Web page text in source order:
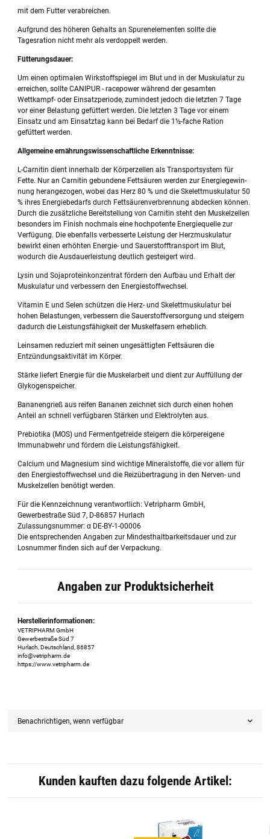
mit dem Futter verabreichen.
Aufgrund des höheren Gehalts an Spurenelementen sollte die
Tagesration nicht mehr als verdoppelt werden.
Fütterungsdauer:
Um einen optimalen Wirkstoffspiegel im Blut und in der Muskulatur zu
erreichen, sollte CANIPUR - racepower während der gesamten
Wettkampf- oder Einsatzperiode, zumindest jedoch die letzten 7 Tage
vor einer Belastung gefüttert werden. Die letzten 3 Tage vor einem
Einsatz und am Einsatztag kann bei Bedarf die 1½-fache Ration
gefüttert werden.
Allgemeine ernährungswissenschaftliche Erkenntnisse:
L-Carnitin dient innerhalb der Körperzellen als Transportsystem für
Fette. Nur an Carnitin ge­bundene Fettsäuren werden zur Energiegewin­
nung herangezogen, wobei das Herz 80 % und die Skelettmuskulatur 50
% ihres Energiebe­darfs durch Fettsäurenverbrennung abdecken können.
Durch die zusätzliche Bereitstellung von Carnitin steht den Muskelzellen
besonders im Finish nochmals eine hochpotente Energie­quelle zur
Verfügung. Die ebenfalls verbesser­te Leistung der Herzmuskulatur
bewirkt einen erhöhten Energie- und Sauerstofftransport im Blut,
wodurch die Ausdauerleistung deutlich ge­steigert wird.
Lysin und Sojaproteinkonzentrat fördern den Aufbau und Erhalt der
Muskulatur und verbes­sern den Energiestoffwechsel.
Vitamin E und Selen schützen die Herz- und Skelettmuskulatur bei
hohen Belastungen, ver­bessern die Sauerstoffversorgung und steigern
dadurch die Leistungsfähigkeit der Muskelfa­sern erheblich.
Leinsamen reduziert mit seinen ungesättigten Fettsäuren die
Entzündungsaktivität im Körper.
Stärke liefert Energie für die Muskelarbeit und dient zur Auffüllung der
Glykogenspeicher.
Bananengrieß aus reifen Bananen zeichnet sich durch einen hohen
Anteil an schnell verfüg­baren Stärken und Elektrolyten aus.
Prebiotika (MOS) und Fermentgetreide stei­gern die körpereigene
Immunabwehr und för­dern die Leistungsfähigkeit.
Calcium und Magnesium sind wichtige Mine­ralstoffe, die vor allem für
den Energiestoffwech­sel und die Reizübertragung in den Nerven- und
Muskelzellen benötigt werden.
Für die Kennzeichnung verantwortlich: Vetripharm GmbH,
Gewerbestraße Süd 7, D-86857 Hurlach
Zulassungsnummer: α DE-BY-1-00006
Die entsprechenden Angaben zur Mindesthaltbarkeitsdauer und zur
Losnummer finden sich auf der Verpackung.
Angaben zur Produktsicherheit
Herstellerinformationen:
VETRIPHARM GmbH
Gewerbestraße Süd 7
Hurlach, Deutschland, 86857
info@vetripharm.de
https://www.vetripharm.de
Benachrichtigen, wenn verfügbar
Kunden kauften dazu folgende Artikel: